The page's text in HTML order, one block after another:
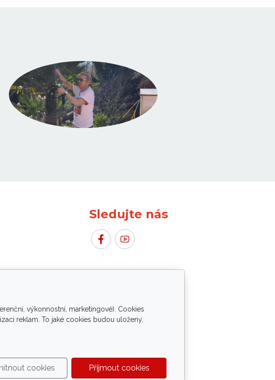
Sledujte nás
elektro a IT techniky.
výkonnostní, marketingové). Cookies
reklam. To jaké cookies budou uloženy,
cookies Přijmout cookies